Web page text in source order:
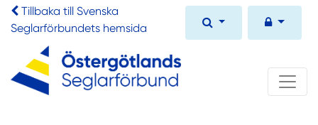
Tillbaka till Svenska
Seglarförbundets hemsida